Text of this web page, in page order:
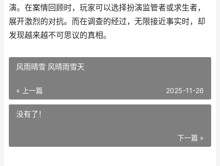
演。在案情回顾时，玩家可以选择扮演监管者或求生者，
展开激烈的对抗。而在调查的经过，无限接近事实时，却
发现越来越不可思议的真相。
风雨晴雪 风晴雨雪天
« 上一篇 2025-11-26
没有了！
下一篇 »